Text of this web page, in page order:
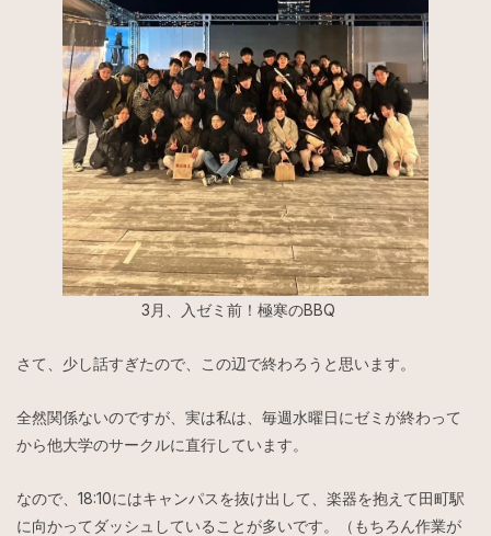
3月、入ゼミ前！極寒のBBQ
さて、少し話すぎたので、この辺で終わろうと思います。
全然関係ないのですが、実は私は、毎週水曜日にゼミが終わって
から他大学のサークルに直行しています。
なので、18:10にはキャンパスを抜け出して、楽器を抱えて田町駅
に向かってダッシュしていることが多いです。（もちろん作業が